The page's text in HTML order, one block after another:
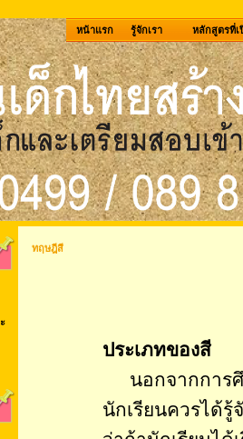
หน้าแรก รู้จักเรา หลักสูตรที่
ทฤษฎีสี
ประเภทของสี
นอกจากการศึ
นักเรียนควรได้รู้